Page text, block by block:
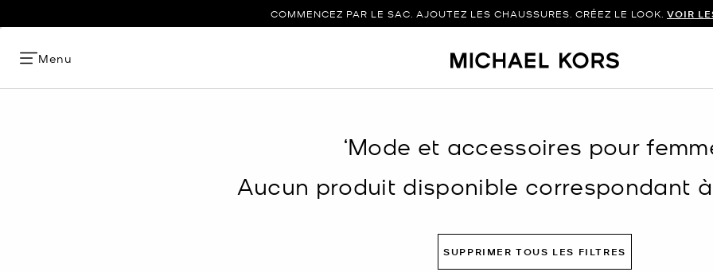
COMMENCEZ PAR LE SAC. AJOUTEZ LES CHAUSSURES. CRÉEZ LE LOOK. VOIR
Menu
‘Mode et accessoires pour
Aucun produit disponible correspondant
SUPPRIMER TOUS LES FILTRES